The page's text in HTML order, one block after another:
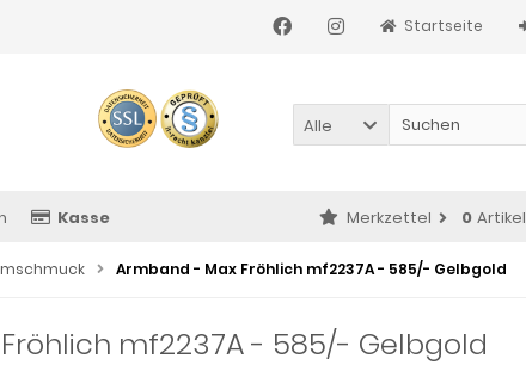
Startseite
Alle
Kasse Merkzettel 0 Artikel
Armband - Max Fröhlich mf2237A - 585/- Gelbgold
mf2237A - 585/- Gelbgold